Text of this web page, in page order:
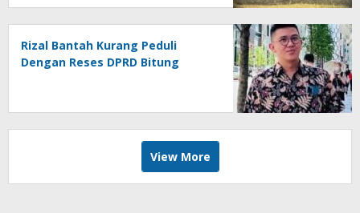
Rizal Bantah Kurang Peduli
Dengan Reses DPRD Bitung
View More